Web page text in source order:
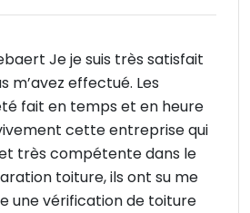
Je je suis très satisfait
m’avez effectué. Les
fait en temps et en heure
cette entreprise qui
très compétente dans le
toiture, ils ont su me
une vérification de toiture